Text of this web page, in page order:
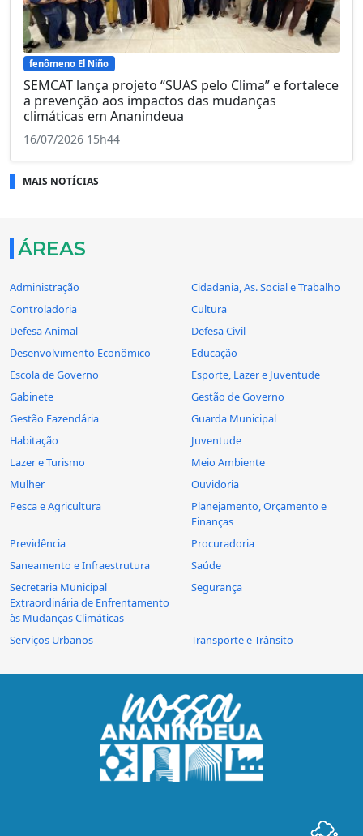
fenômeno El Niño
SEMCAT lança projeto “SUAS pelo Clima” e fortalece
a prevenção aos impactos das mudanças
climáticas em Ananindeua
16/07/2026 15h44
MAIS NOTÍCIAS
ÁREAS
Administração
Cidadania, As. Social e Trabalho
Controladoria
Cultura
Defesa Animal
Defesa Civil
Desenvolvimento Econômico
Educação
Escola de Governo
Esporte, Lazer e Juventude
Gabinete
Gestão de Governo
Gestão Fazendária
Guarda Municipal
Habitação
Juventude
Lazer e Turismo
Meio Ambiente
Mulher
Ouvidoria
Pesca e Agricultura
Planejamento, Orçamento e
Finanças
Previdência
Procuradoria
Saneamento e Infraestrutura
Saúde
Secretaria Municipal
Extraordinária de Enfrentamento
às Mudanças Climáticas
Segurança
Serviços Urbanos Transporte e Trânsito